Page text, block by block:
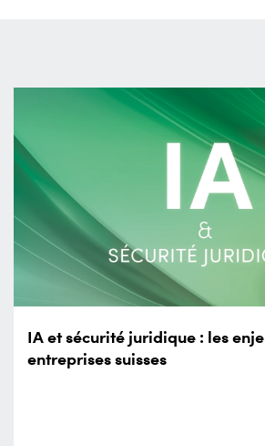
IA et sécurité juridique : les
entreprises suisses